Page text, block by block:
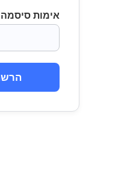
אימות סיסמה
הרשמה